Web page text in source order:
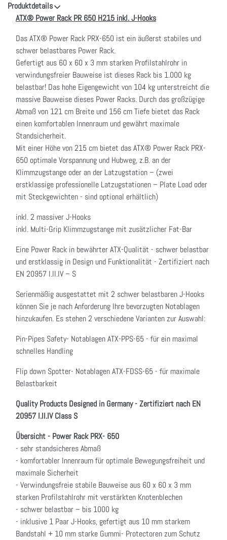
Produktdetails
ATX® Power Rack PR 650 H215 inkl. J-Hooks
Das ATX® Power Rack PRX-650 ist ein äußerst stabiles und
schwer belastbares Power Rack.
Gefertigt aus 60 x 60 x 3 mm starken Profilstahlrohr in
verwindungsfreier Bauweise ist dieses Rack bis 1.000 kg
belastbar! Das hohe Eigengewicht von 104 kg unterstreicht die
massive Bauweise dieses Power Racks. Durch das großzügige
Abmaß von 121 cm Breite und 156 cm Tiefe bietet das Rack
einen komfortablen Innenraum und gewährt maximale
Standsicherheit.
Mit einer Höhe von 215 cm bietet das ATX® Power Rack PRX-
650 optimale Vorspannung und Hubweg, z.B. an der
Klimmzugstange oder an der Latzugstation – (zwei
erstklassige professionelle Latzugstationen – Plate Load oder
mit Steckgewichten - sind optional erhältlich)
inkl. 2 massiver J-Hooks
inkl. Multi-Grip Klimmzugstange mit zusätzlicher Fat-Bar
Eine Power Rack in bewährter ATX-Qualität - schwer belastbar
und erstklassig in Design und Funktionalität - Zertifiziert nach
EN 20957 I.II.IV – S
Serienmäßig ausgestattet mit 2 schwer belastbaren J-Hooks
können Sie je nach Anforderung Ihre bevorzugten Notablagen
hinzukaufen. Es stehen 2 verschiedene Varianten zur Auswahl:
Pin-Pipes Safety- Notablagen ATX-PPS-65 - für ein maximal
schnelles Handling
Flip down Spotter- Notablagen ATX-FDSS-65 - für maximale
Belastbarkeit
Quality Products Designed in Germany - Zertifiziert nach EN
20957 I.II.IV Class S
Übersicht - Power Rack PRX- 650
- sehr standsicheres Abmaß
- komfortabler Innenraum für optimale Bewegungsfreiheit und
maximale Sicherheit
- Verwindungsfreie stabile Bauweise aus 60 x 60 x 3 mm
starken Profilstahlrohr mit verstärkten Knotenblechen
- schwer belastbar – bis 1000 kg
- inklusive 1 Paar J-Hooks, gefertigt aus 10 mm starkem
Bandstahl + 10 mm starke Gummi- Protectoren zum Schutz